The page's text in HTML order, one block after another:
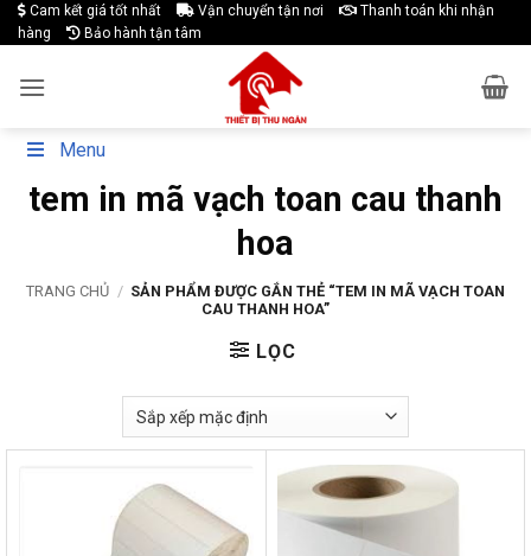
Skip
to
Cam kết giá tốt nhất Vận chuyển tận nơi
Thanh toán khi nhận
hàng
Bảo hành tận tâm
Menu
tem in mã vạch toan cau thanh
hoa
TRANG CHỦ / SẢN PHẨM ĐƯỢC GẮN THẺ “TEM IN MÃ VẠCH TOAN
CAU THANH HOA”
LỌC